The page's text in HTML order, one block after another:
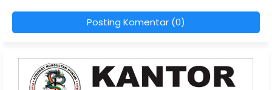
Posting Komentar (0)